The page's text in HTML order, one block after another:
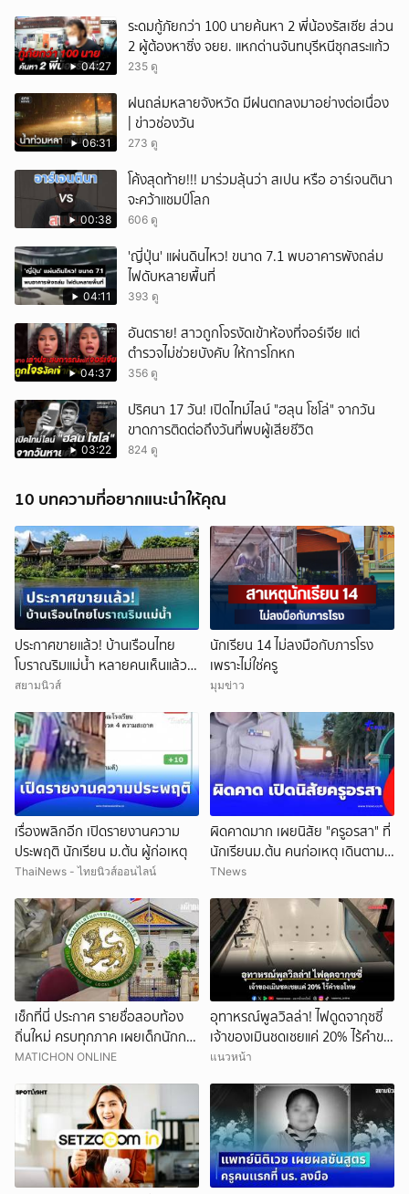
04:27
ระดมกู้ภัยกว่า 100 นายค้นหา 2 พี่น้องรัสเซีย ส่วน
2 ผู้ต้องหาซิ่ง จยย. แหกด่านจันทบุรีหนีซุกสระแก้ว
235 ดู
06:31
ฝนถล่มหลายจังหวัด มีฝนตกลงมาอย่างต่อเนื่อง
| ข่าวช่องวัน
273 ดู
00:38
โค้งสุดท้าย!!! มาร่วมลุ้นว่า สเปน หรือ อาร์เจนตินา
จะคว้าแชมป์โลก
606 ดู
04:11
'ญี่ปุ่น' แผ่นดินไหว! ขนาด 7.1 พบอาคารพังถล่ม
ไฟดับหลายพื้นที่
393 ดู
04:37
อันตราย! สาวถูกโจรงัดเข้าห้องที่จอร์เจีย แต่
ตำรวจไม่ช่วยบังคับ ให้การโกหก
356 ดู
03:22
ปริศนา 17 วัน! เปิดไทม์ไลน์ "ฮลุน โซโล่" จากวัน
ขาดการติดต่อถึงวันที่พบผู้เสียชีวิต
824 ดู
10 บทความที่อยากแนะนำให้คุณ
ประกาศขายแล้ว! บ้านเรือนไทย
โบราณริมแม่น้ำ หลายคนเห็นแล้ว
จำได้ เคยเป็นฉากหนังดัง
สยามนิวส์
นักเรียน 14 ไม่ลงมือกับภารโรง
เพราะไม่ใช่ครู
มุมข่าว
เรื่องพลิกอีก เปิดรายงานความ
ประพฤติ นักเรียน ม.ต้น ผู้ก่อเหตุ
ThaiNews - ไทยนิวส์ออนไลน์
ผิดคาดมาก เผยนิสัย "ครูอรสา" ที่
นักเรียนม.ต้น คนก่อเหตุ เดินตาม
หา
TNews
เช็กที่นี่ ประกาศ รายชื่อสอบท้อง
ถิ่นใหม่ ครบทุกภาค เผยเด็กนักการ
เมืองดังหลุดอื้อ
MATICHON ONLINE
อุทาหรณ์พูลวิลล่า! ไฟดูดจากุซซี่
เจ้าของเมินชดเชยแค่ 20% ไร้คำขอ
โทษ
แนวหน้า